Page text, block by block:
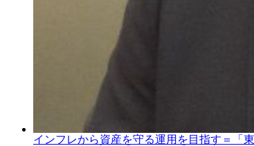
インフレから資産を守る運用を目指す＝「